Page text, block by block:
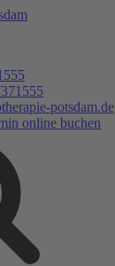
potsdam.de
online buchen